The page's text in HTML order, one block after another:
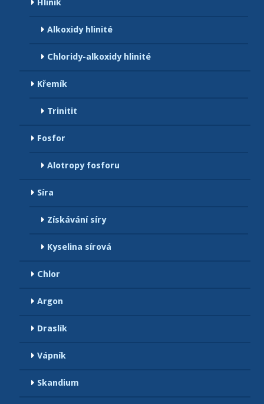
Hliník
Alkoxidy hlinité
Chloridy-alkoxidy hlinité
Křemík
Trinitit
Fosfor
Alotropy fosforu
Síra
Získávání síry
Kyselina sírová
Chlor
Argon
Draslík
Vápník
Skandium